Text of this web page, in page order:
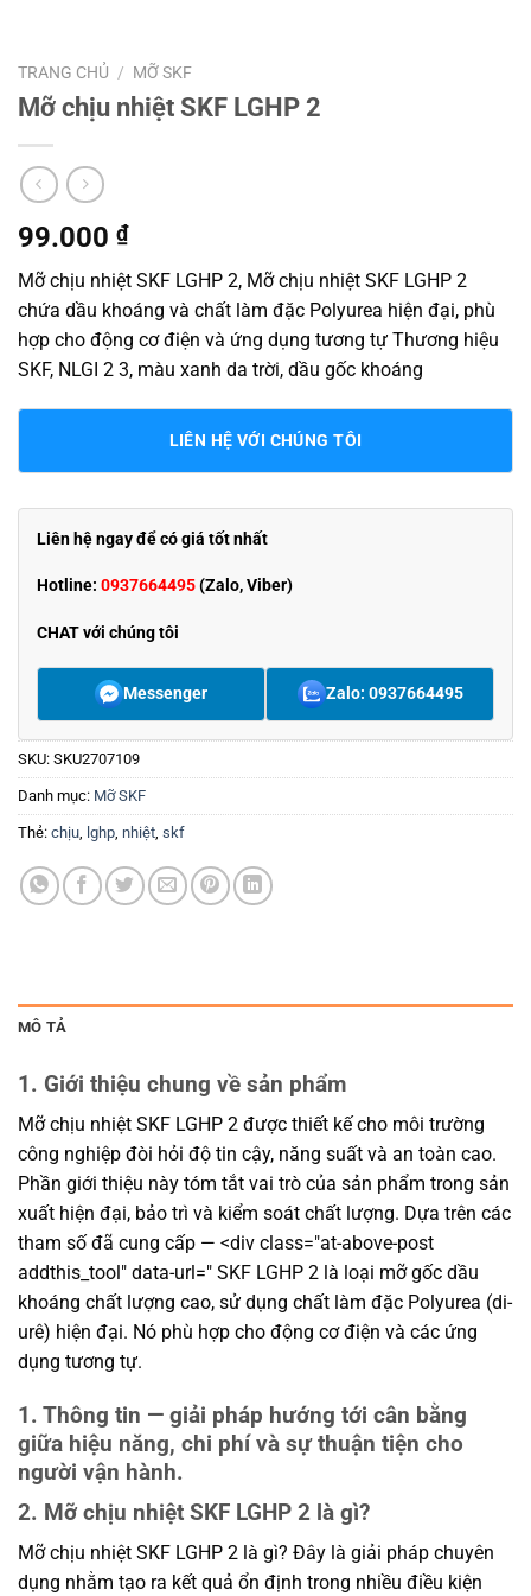
TRANG CHỦ / MỠ SKF
Mỡ chịu nhiệt SKF LGHP 2
99.000 ₫
Mỡ chịu nhiệt SKF LGHP 2, Mỡ chịu nhiệt SKF LGHP 2
chứa dầu khoáng và chất làm đặc Polyurea hiện đại, phù
hợp cho động cơ điện và ứng dụng tương tự Thương hiệu
SKF, NLGI 2 3, màu xanh da trời, dầu gốc khoáng
LIÊN HỆ VỚI CHÚNG TÔI
Liên hệ ngay để có giá tốt nhất
Hotline: 0937664495(Zalo, Viber)
CHAT với chúng tôi
Messenger Zalo: 0937664495
SKU: SKU2707109
Danh mục: Mỡ SKF
Thẻ: chịu lghp nhiệt skf
MÔ TẢ
1. Giới thiệu chung về sản phẩm
Mỡ chịu nhiệt SKF LGHP 2 được thiết kế cho môi trường
công nghiệp đòi hỏi độ tin cậy, năng suất và an toàn cao.
Phần giới thiệu này tóm tắt vai trò của sản phẩm trong sản
xuất hiện đại, bảo trì và kiểm soát chất lượng. Dựa trên các
tham số đã cung cấp — <div class="at-above-post
addthis_tool" data-url=" SKF LGHP 2 là loại mỡ gốc dầu
khoáng chất lượng cao, sử dụng chất làm đặc Polyurea (di-
urê) hiện đại. Nó phù hợp cho động cơ điện và các ứng
dụng tương tự.
1. Thông tin — giải pháp hướng tới cân bằng
giữa hiệu năng, chi phí và sự thuận tiện cho
người vận hành.
2. Mỡ chịu nhiệt SKF LGHP 2 là gì?
Mỡ chịu nhiệt SKF LGHP 2 là gì? Đây là giải pháp chuyên
dụng nhằm tạo ra kết quả ổn định trong nhiều điều kiện